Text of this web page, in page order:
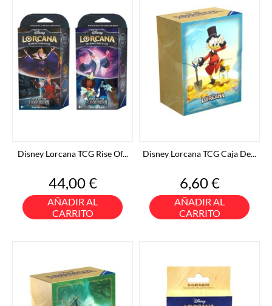
Disney Lorcana TCG Rise Of...
Precio
44,00 €
AÑADIR AL
CARRITO
Disney Lorcana TCG Caja De...
Precio
6,60 €
AÑADIR AL
CARRITO